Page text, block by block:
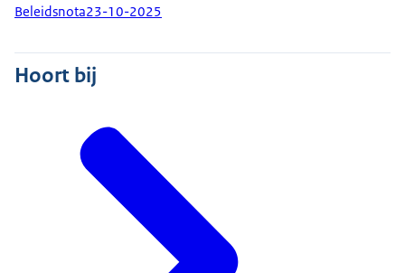
Beleidsnota23-10-2025
Hoort bij